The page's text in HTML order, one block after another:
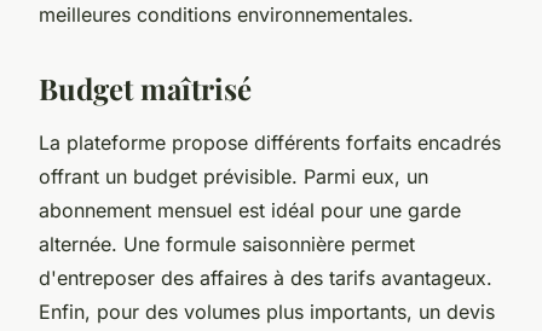
meilleures conditions environnementales.
Budget maîtrisé
La plateforme propose différents forfaits encadrés
offrant un budget prévisible. Parmi eux, un
abonnement mensuel est idéal pour une garde
alternée. Une formule saisonnière permet
d'entreposer des affaires à des tarifs avantageux.
Enfin, pour des volumes plus importants, un devis